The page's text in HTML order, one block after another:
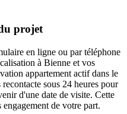
projet
en ligne ou par téléphone
à Bienne et vos
appartement actif dans le
sous 24 heures pour
d'une date de visite. Cette
engagement de votre part.